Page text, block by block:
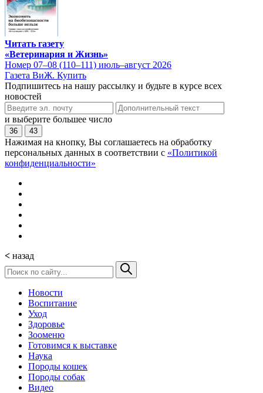
Читать газету
«Ветеринария и Жизнь»
Номер 07–08 (110–111) июль–август 2026
Газета ВиЖ. Купить
Подпишитесь на нашу рассылку и будьте в курсе всех
новостей
и выберите большее число
36 43
Нажимая на кнопку, Вы соглашаетесь на обработку
персональных данных в соответствии с «Политикой
конфиденциальности»
< назад
Новости
Воспитание
Уход
Здоровье
Зооменю
Готовимся к выставке
Наука
Породы кошек
Породы собак
Видео